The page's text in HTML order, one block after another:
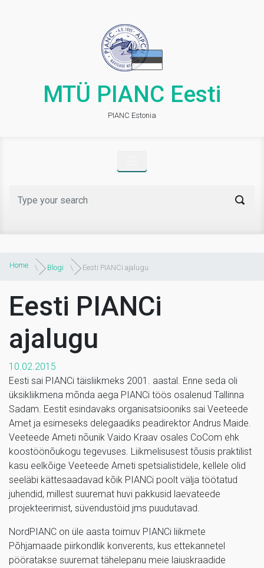
MTÜ PIANC Eesti
PIANC Estonia
Home Blogi Eesti PIANCi ajalugu
Eesti PIANCi
ajalugu
10.02.2015
Eesti sai PIANCi täisliikmeks 2001. aastal. Enne seda oli
üksikliikmena mõnda aega PIANCi töös osalenud Tallinna
Sadam. Eestit esindavaks organisatsiooniks sai Veeteede
Amet ja esimeseks delegaadiks peadirektor Andrus Maide.
Veeteede Ameti nõunik Vaido Kraav osales CoCom ehk
koostöönõukogu tegevuses. Liikmelisusest tõusis praktilist
kasu eelkõige Veeteede Ameti spetsialistidele, kellele olid
seeläbi kättesaadavad kõik PIANCi poolt välja töötatud
juhendid, millest suuremat huvi pakkusid laevateede
projekteerimist, süvendustöid jms puudutavad.
NordPIANC on üle aasta toimuv PIANCi liikmete
Põhjamaade piirkondlik konverents, kus ettekannetel
pööratakse suuremat tähelepanu meie laiuskraadide